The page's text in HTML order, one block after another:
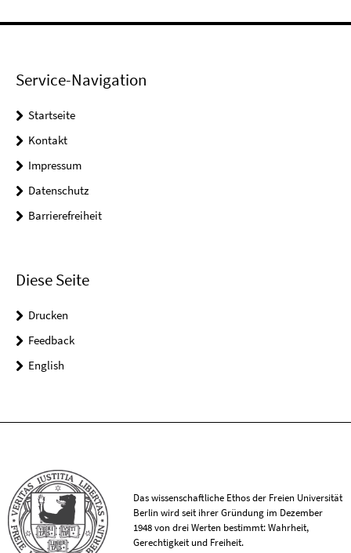
Service-Navigation
Startseite
Kontakt
Impressum
Datenschutz
Barrierefreiheit
Diese Seite
Drucken
Feedback
English
Das wissenschaftliche Ethos der Freien Universität
Berlin wird seit ihrer Gründung im Dezember
1948 von drei Werten bestimmt: Wahrheit,
Gerechtigkeit und Freiheit.